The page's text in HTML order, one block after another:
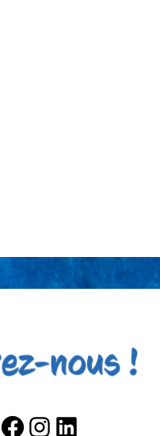
FacebookInstagramLinkedIn